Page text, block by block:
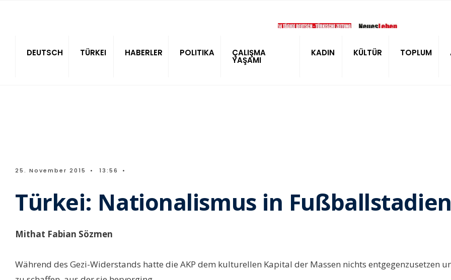
DEUTSCH TÜRKEI HABERLER POLITIKA ÇALIŞMA
YAŞAMI
KADIN KÜLTÜR TOPLUM
25. November 2015 • 13:56 •
Türkei: Nationalismus in
Mithat Fabian Sözmen
Während des Gezi-Widerstands hatte die AKP dem kulturellen Kapital der Massen nichts entgegenzusetzen